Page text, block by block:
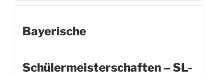
Bayerische
Schülermeisterschaften – SL-